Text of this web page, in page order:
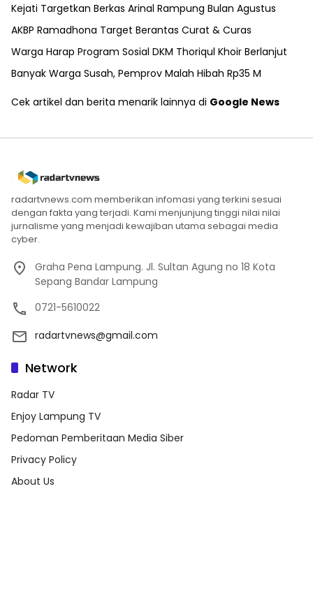
Kejati Targetkan Berkas Arinal Rampung Bulan Agustus
AKBP Ramadhona Target Berantas Curat & Curas
Warga Harap Program Sosial DKM Thoriqul Khoir Berlanjut
Banyak Warga Susah, Pemprov Malah Hibah Rp35 M
Cek artikel dan berita menarik lainnya di Google News
radartvnews.com memberikan infomasi yang terkini sesuai
dengan fakta yang terjadi. Kami menjunjung tinggi nilai nilai
jurnalisme yang menjadi kewajiban utama sebagai media
cyber.
Graha Pena Lampung. Jl. Sultan Agung no 18 Kota
Sepang Bandar Lampung
0721-5610022
radartvnews@gmail.com
Network
Radar TV
Enjoy Lampung TV
Pedoman Pemberitaan Media Siber
Privacy Policy
About Us